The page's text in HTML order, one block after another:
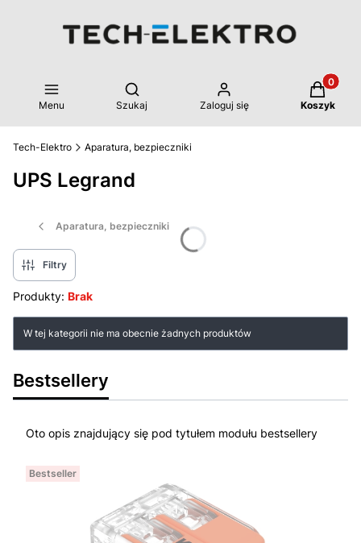
Menu
Otwórz wyszukiwarkę
Szukaj Zaloguj się Koszyk
Tech-Elektro Aparatura, bezpieczniki
UPS Legrand
Aparatura, bezpieczniki
Filtry
Produkty: Brak
Lista produktów
W tej kategorii nie ma obecnie żadnych produktów
Bestsellery
Oto opis znajdujący się pod tytułem modułu bestsellery
Bestseller